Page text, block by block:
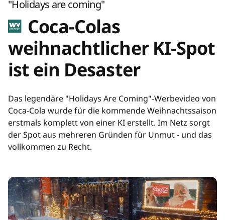
"Holidays are coming"
Coca-Colas
weihnachtlicher KI-Spot
ist ein Desaster
Das legendäre "Holidays Are Coming"-Werbevideo von
Coca-Cola wurde für die kommende Weihnachtssaison
erstmals komplett von einer KI erstellt. Im Netz sorgt
der Spot aus mehreren Gründen für Unmut - und das
vollkommen zu Recht.